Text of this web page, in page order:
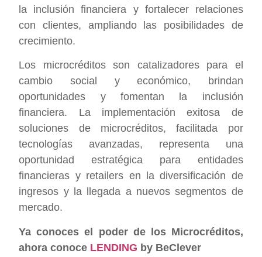
la inclusión financiera y fortalecer relaciones
con clientes, ampliando las posibilidades de
crecimiento.
Los microcréditos son catalizadores para el
cambio social y económico, brindan
oportunidades y fomentan la inclusión
financiera. La implementación exitosa de
soluciones de microcréditos, facilitada por
tecnologías avanzadas, representa una
oportunidad estratégica para entidades
financieras y retailers en la diversificación de
ingresos y la llegada a nuevos segmentos de
mercado.
Ya conoces el poder de los Microcréditos,
ahora conoce LENDING by BeClever